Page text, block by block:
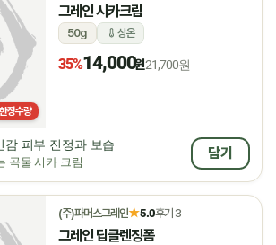
한정수량
그레인 시카크림
50g 상온
35%14,000원21,700원
감 피부 진정과 보습
곡물 시카 크림
담기
(주)파머스그레인★5.0후기 3
그레인 딥클렌징폼